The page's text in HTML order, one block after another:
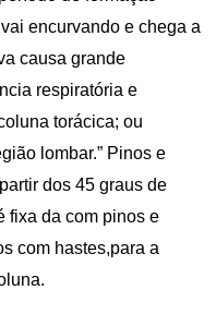
encurvando e chega a
causa grande
respiratória e
torácica; ou
lombar.” Pinos e
dos 45 graus de
fixa da com pinos e
com hastes,para a